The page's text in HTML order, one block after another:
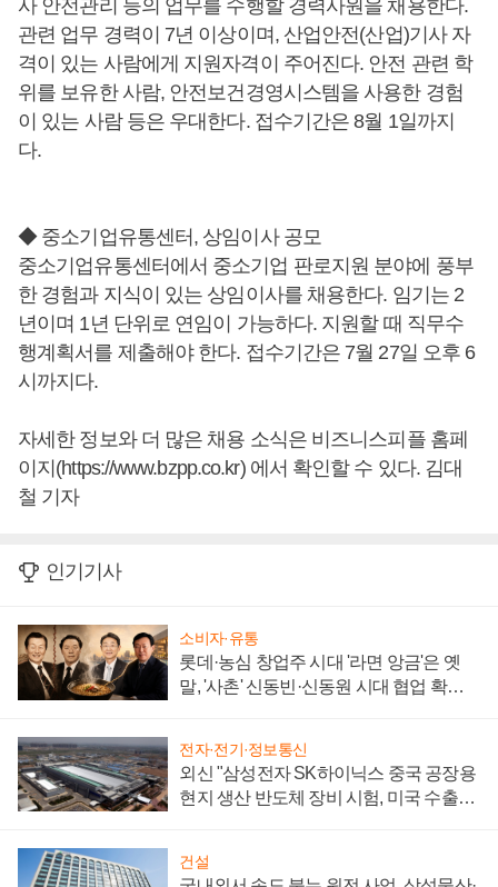
사 안전관리 등의 업무를 수행할 경력사원을 채용한다.
관련 업무 경력이 7년 이상이며, 산업안전(산업)기사 자
격이 있는 사람에게 지원자격이 주어진다. 안전 관련 학
위를 보유한 사람, 안전보건경영시스템을 사용한 경험
이 있는 사람 등은 우대한다. 접수기간은 8월 1일까지
다.
◆ 중소기업유통센터, 상임이사 공모
중소기업유통센터에서 중소기업 판로지원 분야에 풍부
한 경험과 지식이 있는 상임이사를 채용한다. 임기는 2
년이며 1년 단위로 연임이 가능하다. 지원할 때 직무수
행계획서를 제출해야 한다. 접수기간은 7월 27일 오후 6
시까지다.
자세한 정보와 더 많은 채용 소식은 비즈니스피플 홈페
이지(https://www.bzpp.co.kr) 에서 확인할 수 있다. 김대
철 기자
인기기사
소비자·유통
롯데·농심 창업주 시대 '라면 앙금'은 옛
말, '사촌' 신동빈·신동원 시대 협업 확대
전자·전기·정보통신
외신 "삼성전자 SK하이닉스 중국 공장용
현지 생산 반도체 장비 시험, 미국 수출통
건설